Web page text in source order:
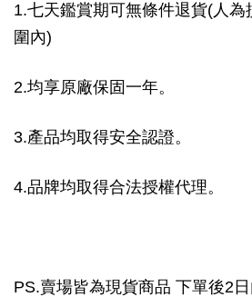
1.七天鑑賞期可無條件退貨(人為
圍內)
2.均享原廠保固一年。
3.產品均取得安全認證。
4.品牌均取得合法授權代理。
PS.賣場皆為現貨商品 下單後2日